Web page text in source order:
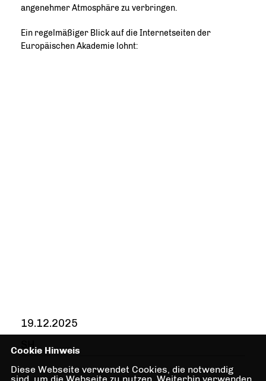
angenehmer Atmosphäre zu verbringen.
Ein regelmäßiger Blick auf die Internetseiten der
Europäischen Akademie lohnt:
19.12.2025
SH
Cookie Hinweis
Diese Webseite verwendet Cookies, die notwendig